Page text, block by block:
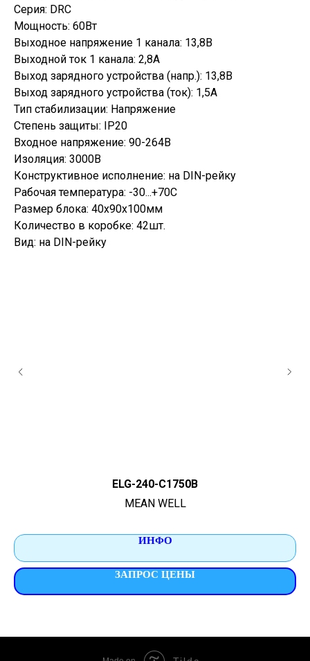
Серия: DRC
Мощность: 60Вт
Выходное напряжение 1 канала: 13,8В
Выходной ток 1 канала: 2,8А
Выход зарядного устройства (напр.): 13,8В
Выход зарядного устройства (ток): 1,5А
Тип стабилизации: Напряжение
Степень защиты: IP20
Входное напряжение: 90-264В
Изоляция: 3000В
Конструктивное исполнение: на DIN-рейку
Рабочая температура: -30...+70С
Размер блока: 40х90х100мм
Количество в коробке: 42шт.
Вид: на DIN-рейку
ELG-240-C1750B
MEAN WELL
ИНФО
ЗАПРОС ЦЕНЫ